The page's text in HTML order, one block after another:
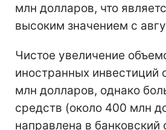
млн долларов, что
высоким значением с
Чистое увеличение
иностранных инвестиций
млн долларов, однако
средств (около 400 млн
направлена в банковский